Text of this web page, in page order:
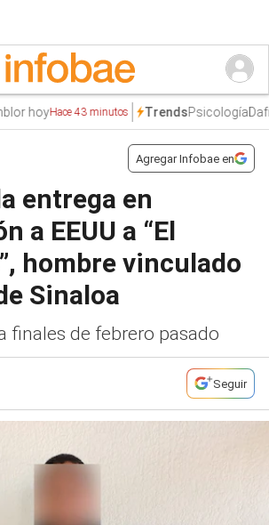
hoyHace 43 minutos TrendsPsicologíaDafne
Agregar Infobae en
entrega en
a EEUU a “El
hombre vinculado
Sinaloa
finales de febrero pasado
Seguir